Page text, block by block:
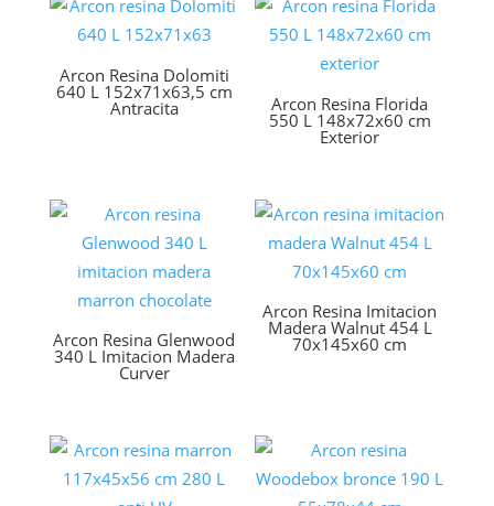
Arcon Resina Dolomiti
640 L 152x71x63,5 cm
Antracita Arcon Resina Florida
550 L 148x72x60 cm
Exterior
Arcon Resina Glenwood
340 L Imitacion Madera
Curver
Arcon Resina Imitacion
Madera Walnut 454 L
70x145x60 cm